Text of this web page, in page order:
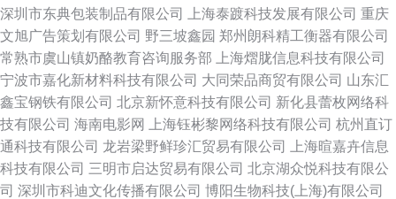
深圳市东典包装制品有限公司
上海泰踱科技发展有限公司 重庆
文旭广告策划有限公司 野三坡鑫园 郑州朗科精工衡器有限公司
常熟市虞山镇奶酪教育咨询服务部
上海熠胧信息科技有限公司
宁波市嘉化新材料科技有限公司 大同荣品商贸有限公司 山东汇
鑫宝钢铁有限公司 北京新怀意科技有限公司 新化县蕾枚网络科
技有限公司 海南电影网 上海钰彬黎网络科技有限公司 杭州直订
通科技有限公司 龙岩梁野鲜珍汇贸易有限公司
上海暄嘉卉信息
科技有限公司 三明市启达贸易有限公司 北京湖众悦科技有限公
司 深圳市科迪文化传播有限公司 博阳生物科技(上海)有限公司